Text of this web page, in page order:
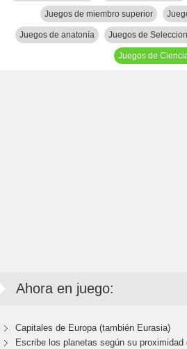
Juegos de miembro superior
Juegos de anatonía Juegos de
Juegos de
Ahora en juego:
Capitales de Europa (también Eurasia)
Escribe los planetas según su proximidad